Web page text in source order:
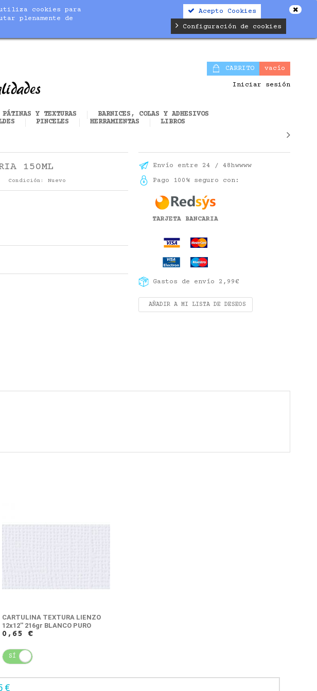
SequracheckoutPreQualifier.php
utiliza cookies para
plenamente de
Acepto Cookies
Configuración de cookies
CARRITO vacío
Iniciar sesión
PÁTINAS Y TEXTURAS
BARNICES, COLAS Y ADHESIVOS
PINCELES HERRAMIENTAS LIBROS
150ML
Condición: Nuevo
Envío entre 24 / 48hwwww
Pago 100% seguro con:
TARJETA BANCARIA
Gastos de envío 2,99€
AÑADIR A MI LISTA DE DESEOS
CARTULINA TEXTURA LIENZO
12x12'' 216gr BLANCO PURO
0,65 €
SÍ
€